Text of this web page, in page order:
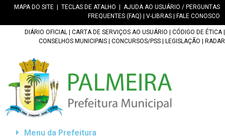
MAPA DO SITE TECLAS DE ATALHO
AJUDA AO USUÁRIO / PERGUNTAS
FREQUENTES (FAQ)
V-LIBRAS FALE CONOSCO
DIÁRIO OFICIAL CARTA DE SERVIÇOS AO USUÁRIO CÓDIGO DE ÉTICA|
CONSELHOS MUNICIPAIS
CONCURSOS/PSS LEGISLAÇÃO RADAR
Menu da Prefeitura